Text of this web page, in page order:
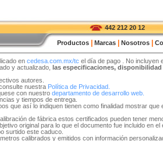
442 212 20 12
Productos Marcas Nosotros
en cedesa.com.mx/tc el día de pago . No incluyen
y actualizado, las especificaciones,
autores.
nuestra Política de Privacidad.
con nuestro departamento de desarrollo web.
y tiempos de entrega.
que así lo indiquen tienen como finalidad mostrar
de fábrica estos certificados pueden tener
original para lo que el documento fue incluido en
surtido este caduco.
calibrados y emitidos con información